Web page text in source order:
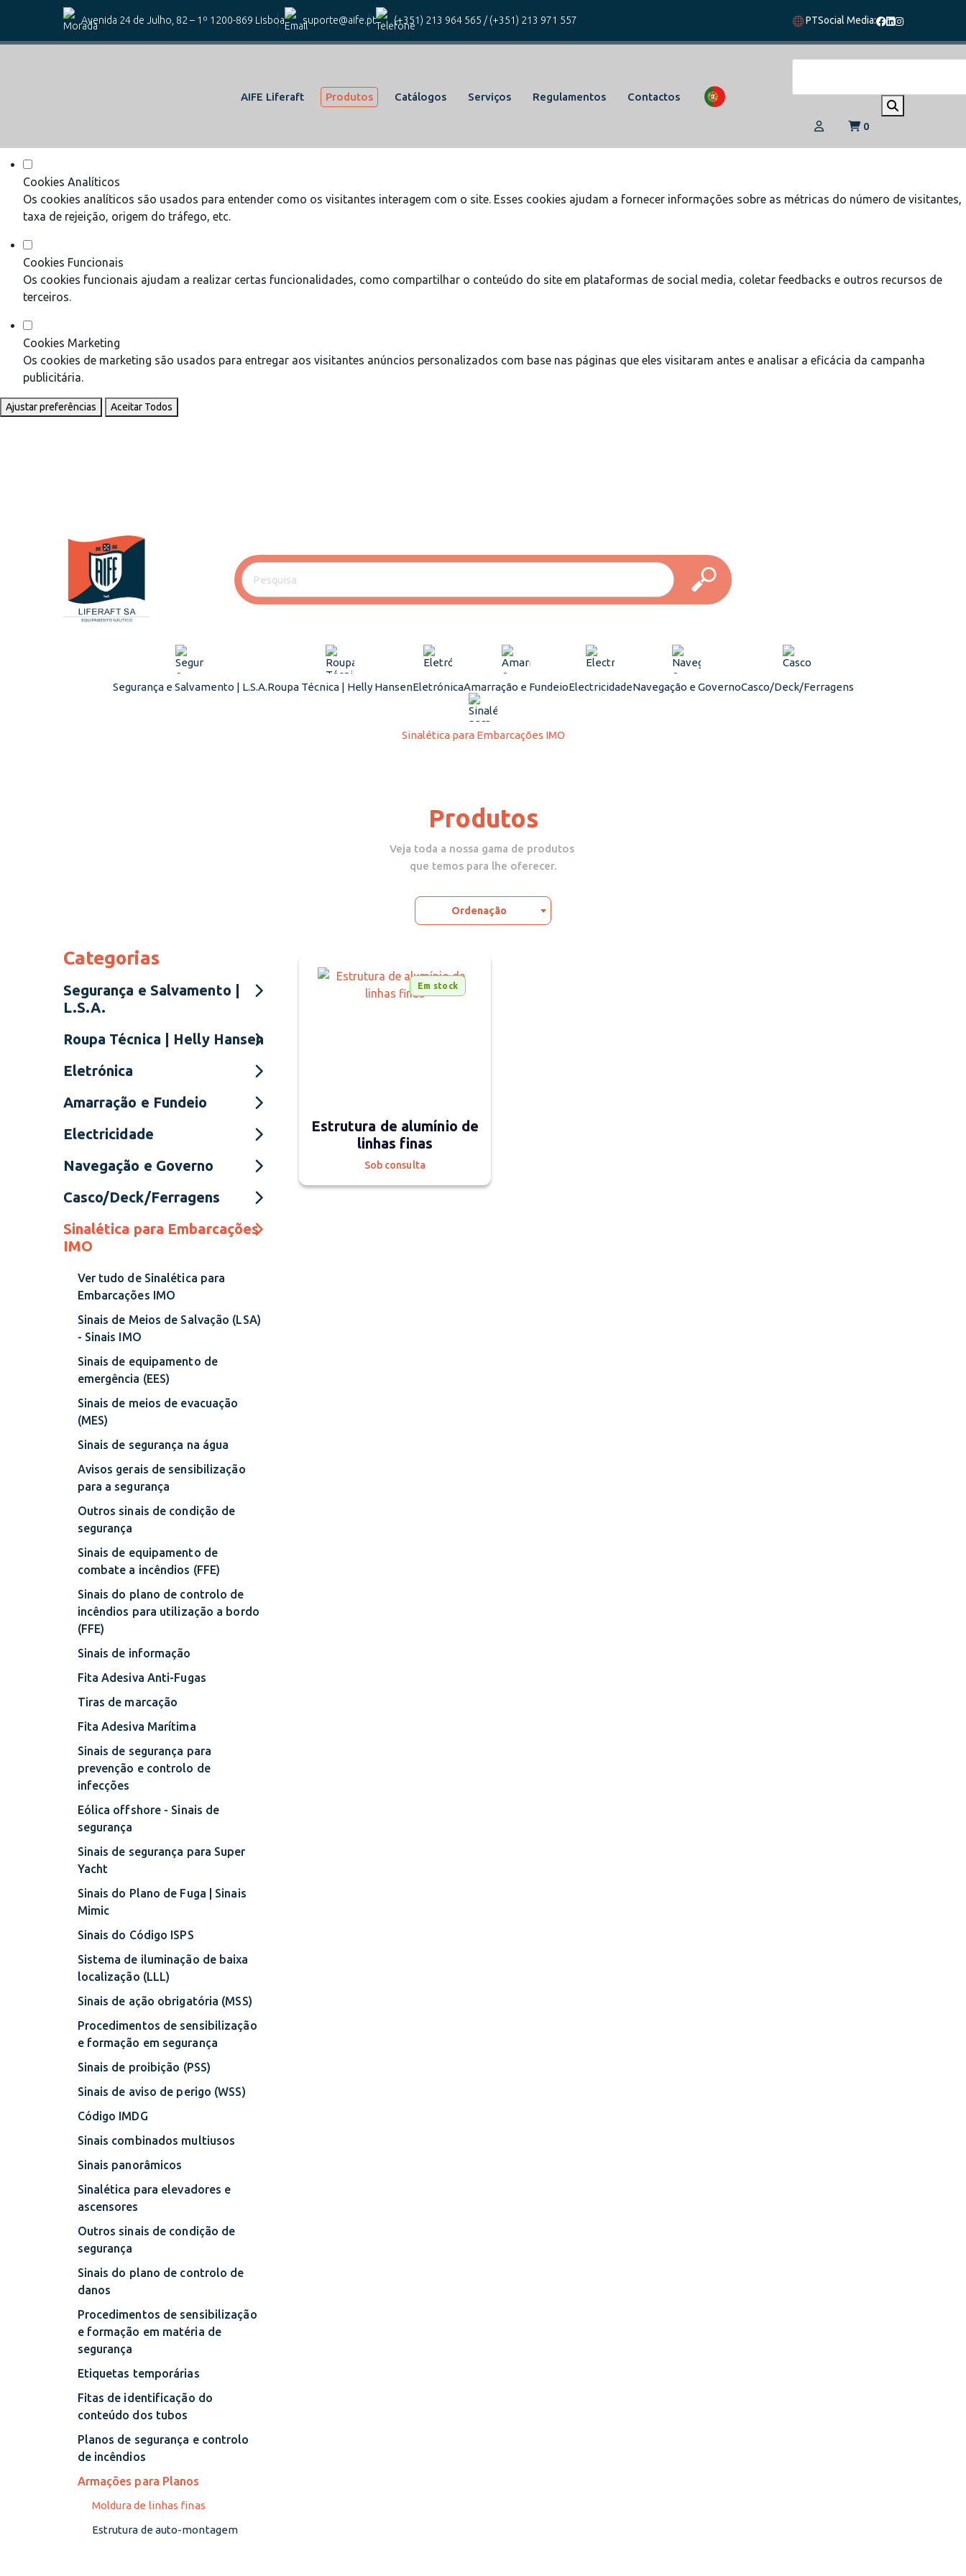
Defina as suas preferências de cookies para este website.
Este website utiliza cookies estritamente necessários, analíticos e funcionais, para lhe oferecer uma boa experiência de navegação e acesso a todas as funcionalidades.
Cookies Analíticos
Os cookies analíticos são usados para entender como os visitantes interagem com o site. Esses cookies ajudam a fornecer informações sobre as métricas do número de visitantes,
taxa de rejeição, origem do tráfego, etc.
Cookies Funcionais
Os cookies funcionais ajudam a realizar certas funcionalidades, como compartilhar o conteúdo do site em plataformas de social media, coletar feedbacks e outros recursos de
terceiros.
Cookies Marketing
Os cookies de marketing são usados para entregar aos visitantes anúncios personalizados com base nas páginas que eles visitaram antes e analisar a eficácia da campanha
publicitária.
Ajustar preferências Aceitar Todos
Avenida 24 de Julho, 82 – 1º 1200-869 Lisboa suporte@aife.pt (+351) 213 964 565 / (+351) 213 971 557 PTSocial Media:
AIFE Liferaft Produtos Catálogos Serviços Regulamentos Contactos
0
Segurança e Salvamento | L.S.A.Roupa Técnica | Helly HansenEletrónicaAmarração e FundeioElectricidadeNavegação e GovernoCasco/Deck/Ferragens
Sinalética para Embarcações IMO
Produtos
Veja toda a nossa gama de produtos
que temos para lhe oferecer.
Ordenação
Categorias
Segurança e Salvamento |
L.S.A.
Roupa Técnica | Helly Hansen
Eletrónica
Amarração e Fundeio
Electricidade
Navegação e Governo
Casco/Deck/Ferragens
Sinalética para Embarcações
IMO
Ver tudo de Sinalética para
Embarcações IMO
Sinais de Meios de Salvação (LSA)
- Sinais IMO
Sinais de equipamento de
emergência (EES)
Sinais de meios de evacuação
(MES)
Sinais de segurança na água
Avisos gerais de sensibilização
para a segurança
Outros sinais de condição de
segurança
Sinais de equipamento de
combate a incêndios (FFE)
Sinais do plano de controlo de
incêndios para utilização a bordo
(FFE)
Sinais de informação
Fita Adesiva Anti-Fugas
Tiras de marcação
Fita Adesiva Marítima
Sinais de segurança para
prevenção e controlo de
infecções
Eólica offshore - Sinais de
segurança
Sinais de segurança para Super
Yacht
Sinais do Plano de Fuga | Sinais
Mimic
Sinais do Código ISPS
Sistema de iluminação de baixa
localização (LLL)
Sinais de ação obrigatória (MSS)
Procedimentos de sensibilização
e formação em segurança
Sinais de proibição (PSS)
Sinais de aviso de perigo (WSS)
Código IMDG
Sinais combinados multiusos
Sinais panorâmicos
Sinalética para elevadores e
ascensores
Outros sinais de condição de
segurança
Sinais do plano de controlo de
danos
Procedimentos de sensibilização
e formação em matéria de
segurança
Etiquetas temporárias
Fitas de identificação do
conteúdo dos tubos
Planos de segurança e controlo
de incêndios
Armações para Planos
Moldura de linhas finas
Estrutura de auto-montagem
Em stock
Estrutura de alumínio de
linhas finas
Sob consulta